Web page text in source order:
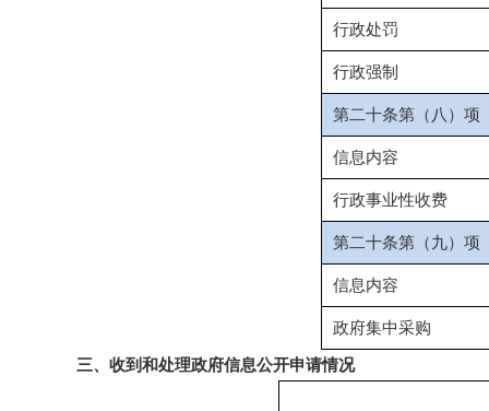
行政处罚
行政强制
第二十条第（八）项
信息内容
行政事业性收费
第二十条第（九）项
信息内容
政府集中采购
三、收到和处理政府信息公开申请情况